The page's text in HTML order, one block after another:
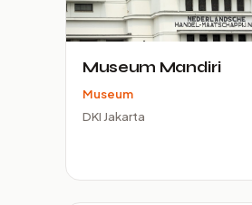
Museum Mandiri
Museum
DKI Jakarta